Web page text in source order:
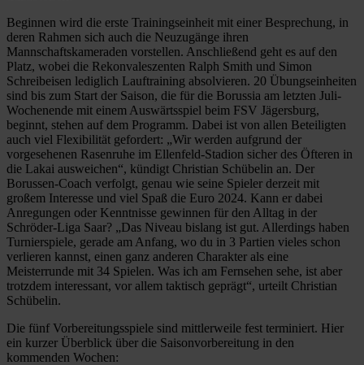
Beginnen wird die erste Trainingseinheit mit einer Besprechung, in
deren Rahmen sich auch die Neuzugänge ihren
Mannschaftskameraden vorstellen. Anschließend geht es auf den
Platz, wobei die Rekonvaleszenten Ralph Smith und Simon
Schreibeisen lediglich Lauftraining absolvieren. 20 Übungseinheiten
sind bis zum Start der Saison, die für die Borussia am letzten Juli-
Wochenende mit einem Auswärtsspiel beim FSV Jägersburg,
beginnt, stehen auf dem Programm. Dabei ist von allen Beteiligten
auch viel Flexibilität gefordert: „Wir werden aufgrund der
vorgesehenen Rasenruhe im Ellenfeld-Stadion sicher des Öfteren in
die Lakai ausweichen“, kündigt Christian Schübelin an. Der
Borussen-Coach verfolgt, genau wie seine Spieler derzeit mit
großem Interesse und viel Spaß die Euro 2024. Kann er dabei
Anregungen oder Kenntnisse gewinnen für den Alltag in der
Schröder-Liga Saar? „Das Niveau bislang ist gut. Allerdings haben
Turnierspiele, gerade am Anfang, wo du in 3 Partien vieles schon
verlieren kannst, einen ganz anderen Charakter als eine
Meisterrunde mit 34 Spielen. Was ich am Fernsehen sehe, ist aber
trotzdem interessant, vor allem taktisch geprägt“, urteilt Christian
Schübelin.
Die fünf Vorbereitungsspiele sind mittlerweile fest terminiert. Hier
ein kurzer Überblick über die Saisonvorbereitung in den
kommenden Wochen: